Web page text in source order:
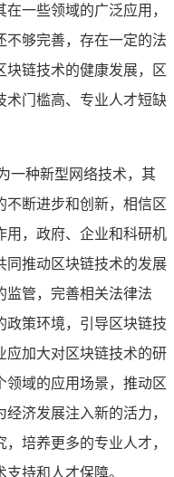
一些领域的广泛应用，
不够完善，存在一定的法
块链技术的健康发展，区
术门槛高、专业人才短缺
一种新型网络技术，其
不断进步和创新，相信区
用，政府、企业和科研机
同推动区块链技术的发展
监管，完善相关法律法
政策环境，引导区块链技
应加大对区块链技术的研
领域的应用场景，推动区
济发展注入新的活力，
培养更多的专业人才，
持和人才保障。